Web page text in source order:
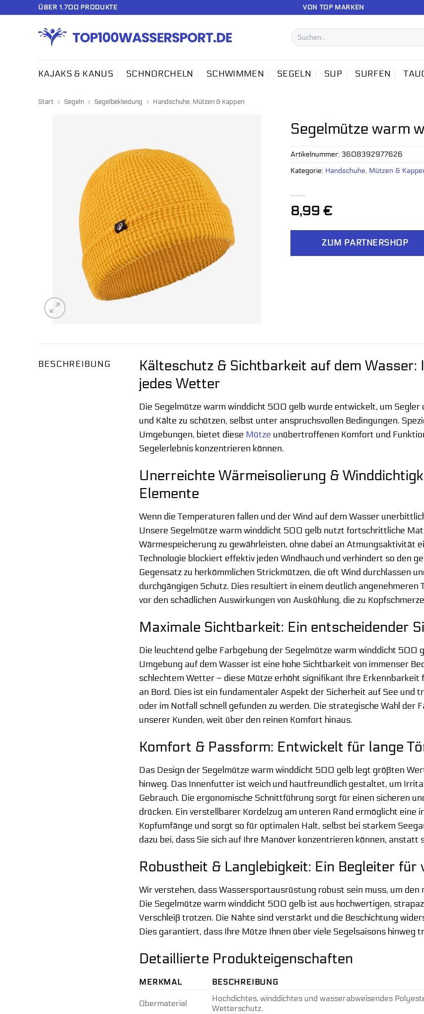
ÜBER 1.700 PRODUKTE VON TOP MARKEN
Suchen
nach:
KAJAKS & KANUS SCHNORCHELN SCHWIMMEN SEGELN SUP SURFEN
Start » Segeln » Segelbekleidung » Handschuhe, Mützen & Kappen
Segelmütze warm
8,99€
ZUM PARTNERSHOP
Artikelnummer: 3608392977626
Kategorie: Handschuhe, Mützen &
BESCHREIBUNG
Kälteschutz & Sichtbarkeit auf dem
jedes Wetter
Die Segelmütze warm winddicht 500 gelb wurde entwickelt, um
und Kälte zu schützen, selbst unter anspruchsvollen Bedingungen.
Umgebungen, bietet diese Mütze unübertroffenen Komfort und
Segelerlebnis konzentrieren können.
Unerreichte Wärmeisolierung &
Elemente
Wenn die Temperaturen fallen und der Wind auf dem Wasser
Unsere Segelmütze warm winddicht 500 gelb nutzt fortschrittliche
Wärmespeicherung zu gewährleisten, ohne dabei an Atmungsaktivität
Technologie blockiert effektiv jeden Windhauch und verhindert so den
Gegensatz zu herkömmlichen Strickmützen, die oft Wind durchlassen
durchgängigen Schutz. Dies resultiert in einem deutlich
vor den schädlichen Auswirkungen von Auskühlung, die zu
Maximale Sichtbarkeit: Ein entscheidender
Die leuchtend gelbe Farbgebung der Segelmütze warm winddicht 500
Umgebung auf dem Wasser ist eine hohe Sichtbarkeit von immenser
schlechtem Wetter – diese Mütze erhöht signifikant Ihre
an Bord. Dies ist ein fundamentaler Aspekt der Sicherheit auf See und
oder im Notfall schnell gefunden zu werden. Die strategische Wahl der
unserer Kunden, weit über den reinen Komfort hinaus.
Komfort & Passform: Entwickelt für lange
Das Design der Segelmütze warm winddicht 500 gelb legt größten
hinweg. Das Innenfutter ist weich und hautfreundlich gestaltet, um
Gebrauch. Die ergonomische Schnittführung sorgt für einen sicheren
drücken. Ein verstellbarer Kordelzug am unteren Rand ermöglicht eine
Kopfumfänge und sorgt so für optimalen Halt, selbst bei starkem
dazu bei, dass Sie sich auf Ihre Manöver konzentrieren können, anstatt
Robustheit & Langlebigkeit: Ein Begleiter für
Wir verstehen, dass Wassersportausrüstung robust sein muss, um
Die Segelmütze warm winddicht 500 gelb ist aus hochwertigen,
Verschleiß trotzen. Die Nähte sind verstärkt und die Beschichtung
Dies garantiert, dass Ihre Mütze Ihnen über viele Segelsaisons hinweg
Detaillierte Produkteigenschaften
MERKMAL BESCHREIBUNG
Obermaterial
Hochdichtes, winddichtes und wasserabweisendes
Wetterschutz.